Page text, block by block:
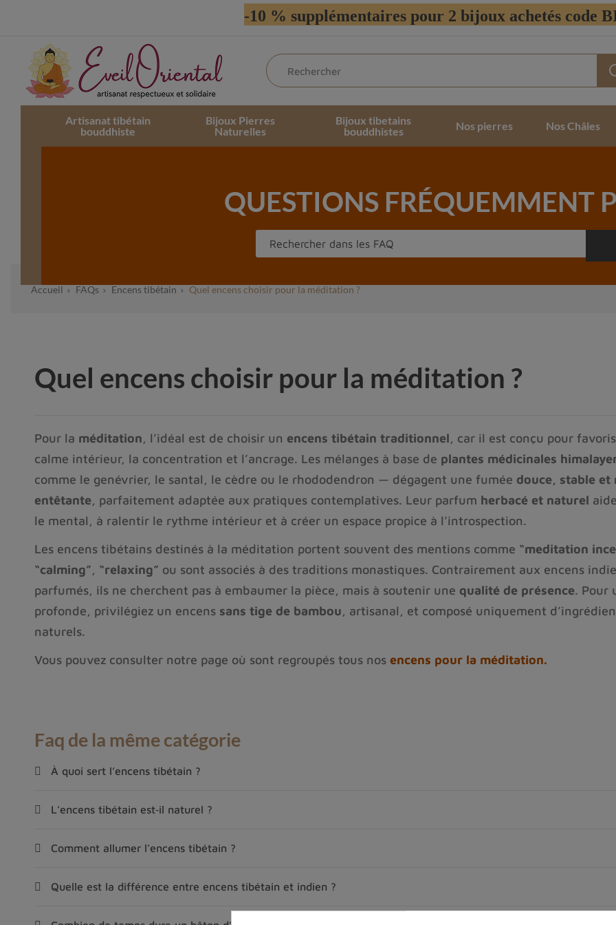
-10 % supplémentaires pour 2 bijoux achetés code
Artisanat tibétain
bouddhiste
Bijoux Pierres
Naturelles
Bijoux tibetains
bouddhistes
Nos pierres Nos Châles
QUESTIONS FRÉQUEMMENT
Accueil FAQs Encens tibétain Quel encens choisir pour la méditation ?
Quel encens choisir pour la méditation ?
Pour la méditation, l’idéal est de choisir un encens tibétain traditionnel, car il est conçu pour
calme intérieur, la concentration et l’ancrage. Les mélanges à base de plantes médicinales
comme le genévrier, le santal, le cèdre ou le rhododendron — dégagent une fumée douce, stable et
entêtante, parfaitement adaptée aux pratiques contemplatives. Leur parfum herbacé et naturel
le mental, à ralentir le rythme intérieur et à créer un espace propice à l’introspection.
Les encens tibétains destinés à la méditation portent souvent des mentions comme “meditation
“calming”, “relaxing” ou sont associés à des traditions monastiques. Contrairement aux encens
parfumés, ils ne cherchent pas à embaumer la pièce, mais à soutenir une qualité de présence. Pour
profonde, privilégiez un encens sans tige de bambou, artisanal, et composé uniquement
naturels.
Vous pouvez consulter notre page où sont regroupés tous nos encens pour la méditation.
Faq de la même catégorie
À quoi sert l’encens tibétain ?
L’encens tibétain est‑il naturel ?
Comment allumer l’encens tibétain ?
Quelle est la différence entre encens tibétain et indien ?